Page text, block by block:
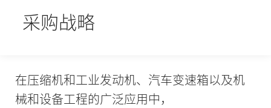
采购战略
在压缩机和工业发动机、汽车变速箱以及机
械和设备工程的广泛应用中，